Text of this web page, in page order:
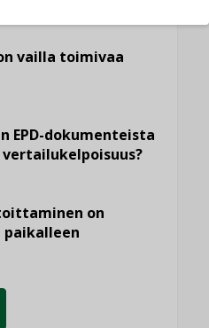
vailla toimivaa
EPD-dokumenteista
on